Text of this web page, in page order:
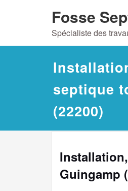
Fosse
Spécialiste des
septique
(22200)
Guingamp